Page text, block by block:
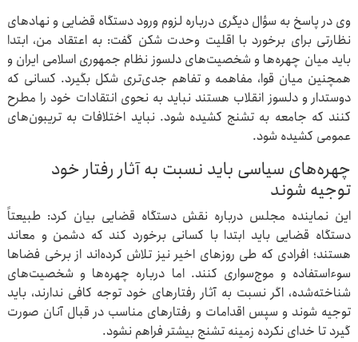
وی در پاسخ به سؤال دیگری درباره لزوم ورود دستگاه قضایی و نهادهای
نظارتی برای برخورد با اقلیت وحدت شکن گفت: به اعتقاد من، ابتدا
باید میان چهره‌ها و شخصیت‌های دلسوز نظام جمهوری اسلامی ایران و
همچنین میان قوا، مفاهمه و تفاهم جدی‌تری شکل بگیرد. کسانی که
دوستدار و دلسوز انقلاب هستند نباید به نحوی انتقادات خود را مطرح
کنند که جامعه به تشنج کشیده شود. نباید اختلافات به تریبون‌های
عمومی کشیده شود.
چهره‌های سیاسی باید نسبت به آثار رفتار خود
توجیه شوند
این نماینده مجلس درباره نقش دستگاه قضایی بیان کرد: طبیعتاً
دستگاه قضایی باید ابتدا با کسانی برخورد کند که دشمن و معاند
هستند؛ افرادی که طی روزهای اخیر نیز تلاش کرده‌اند از برخی فضاها
سوءاستفاده و موج‌سواری کنند. اما درباره چهره‌ها و شخصیت‌های
شناخته‌شده، اگر نسبت به آثار رفتارهای خود توجه کافی ندارند، باید
توجیه شوند و سپس اقدامات و رفتارهای مناسب در قبال آنان صورت
گیرد تا خدای نکرده زمینه تشنج بیشتر فراهم نشود.